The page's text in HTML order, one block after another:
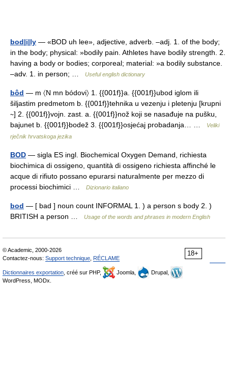
bod|i|ly — «BOD uh lee», adjective, adverb. –adj. 1. of the body;
in the body; physical: »bodily pain. Athletes have bodily strength. 2.
having a body or bodies; corporeal; material: »a bodily substance.
–adv. 1. in person; …
Useful english dictionary
bôd — m 〈N mn bódovi〉 1. {{001f}}a. {{001f}}ubod iglom ili
šiljastim predmetom b. {{001f}}tehnika u vezenju i pletenju [krupni
∼] 2. {{001f}}vojn. zast. a. {{001f}}nož koji se nasađuje na pušku,
bajunet b. {{001f}}bodež 3. {{001f}}osjećaj probadanja… …
Veliki
rječnik hrvatskoga jezika
BOD — sigla ES ingl. Biochemical Oxygen Demand, richiesta
biochimica di ossigeno, quantità di ossigeno richiesta affinché le
acque di rifiuto possano epurarsi naturalmente per mezzo di
processi biochimici …
Dizionario italiano
bod — [ bad ] noun count INFORMAL 1. ) a person s body 2. )
BRITISH a person …
Usage of the words and phrases in modern English
18+
© Academic, 2000-2026
Contactez-nous: Support technique RÉCLAME
Dictionnaires exportation , créé sur PHP, Joomla,
Drupal,
WordPress, MODx.